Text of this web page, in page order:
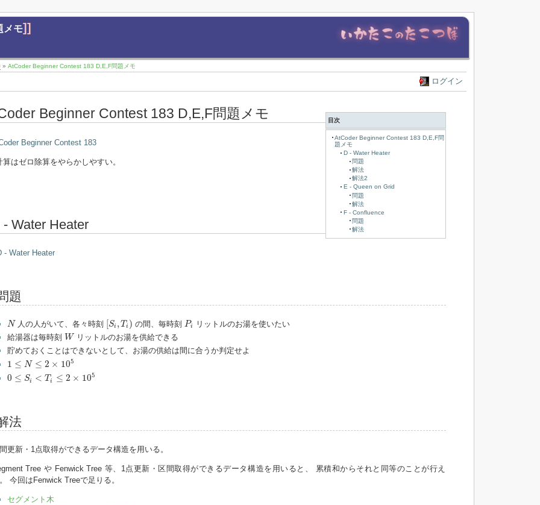
メモ]]
» AtCoder Beginner Contest 183 D,E,F問題メモ
ログイン
目次
AtCoder Beginner Contest 183 D,E,F問
題メモ
D - Water Heater
問題
解法
解法2
E - Queen on Grid
問題
解法
F - Confluence
問題
解法
Beginner Contest 183 D,E,F問題メモ
Beginner Contest 183
算はゼロ除算をやらかしやすい。
- Water Heater
- Water Heater
題
N
N 人の人がいて、各々時刻 [Si ,Ti )
[Si Ti) の間、毎時刻 Pi
Pi
リットルのお湯を使いたい
給湯器は毎時刻
W
W
リットルのお湯を供給できる
貯めておくことはできないとして、お湯の供給は間に合うか判定せよ
1 ≤ N ≤ 2 × 105
1 N ≤2 105
0 ≤ Si < Ti ≤ 2 × 105
0 S <T 2× 105
法
更新・1点取得ができるデータ構造を用いる。
Tree や Fenwick Tree 等、1点更新・区間取得ができるデータ構造を用いると、 累積和からそれと同等のことが行え
今回はFenwick Treeで足りる。
セグメント木